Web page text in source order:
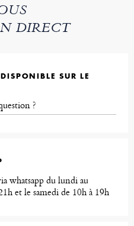
DIRECT
SUR LE
?
whatsapp du lundi au
et le samedi de 10h à 19h